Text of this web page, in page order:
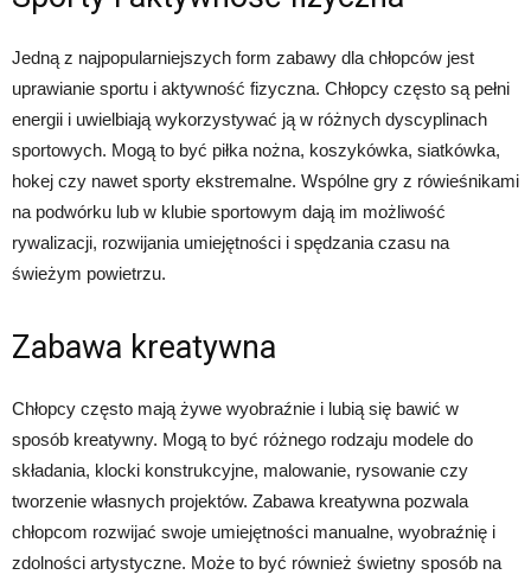
Jedną z najpopularniejszych form zabawy dla chłopców jest
uprawianie sportu i aktywność fizyczna. Chłopcy często są pełni
energii i uwielbiają wykorzystywać ją w różnych dyscyplinach
sportowych. Mogą to być piłka nożna, koszykówka, siatkówka,
hokej czy nawet sporty ekstremalne. Wspólne gry z rówieśnikami
na podwórku lub w klubie sportowym dają im możliwość
rywalizacji, rozwijania umiejętności i spędzania czasu na
świeżym powietrzu.
Zabawa kreatywna
Chłopcy często mają żywe wyobraźnie i lubią się bawić w
sposób kreatywny. Mogą to być różnego rodzaju modele do
składania, klocki konstrukcyjne, malowanie, rysowanie czy
tworzenie własnych projektów. Zabawa kreatywna pozwala
chłopcom rozwijać swoje umiejętności manualne, wyobraźnię i
zdolności artystyczne. Może to być również świetny sposób na